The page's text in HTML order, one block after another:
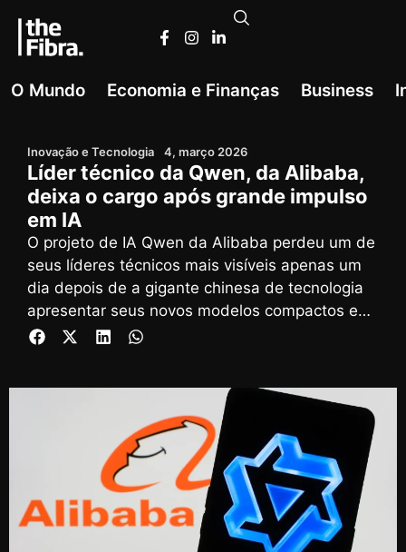
O Mundo Economia e Finanças Business
Inovação e Tecnologia 4, março 2026
Líder técnico da Qwen, da Alibaba,
deixa o cargo após grande impulso
em IA
O projeto de IA Qwen da Alibaba perdeu um de
seus líderes técnicos mais visíveis apenas um
dia depois de a gigante chinesa de tecnologia
apresentar seus novos modelos compactos e
de baixo custo, o Qwen 3.5.